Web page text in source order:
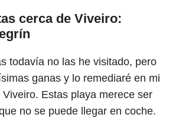
cerca de Viveiro:
todavía no las he visitado, pero
ganas y lo remediaré en mi
Estas playa merece ser
no se puede llegar en coche.